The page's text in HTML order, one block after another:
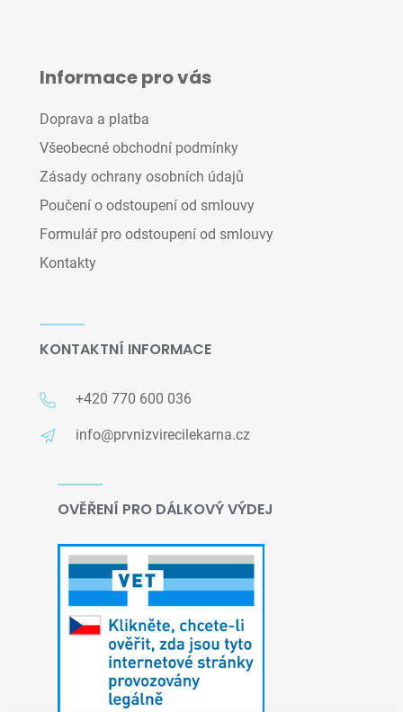
Informace pro vás
Doprava a platba
Všeobecné obchodní podmínky
Zásady ochrany osobních údajů
Poučení o odstoupení od smlouvy
Formulář pro odstoupení od smlouvy
Kontakty
KONTAKTNÍ INFORMACE
+420 770 600 036
info@prvnizvirecilekarna.cz
OVĚŘENÍ PRO DÁLKOVÝ VÝDEJ